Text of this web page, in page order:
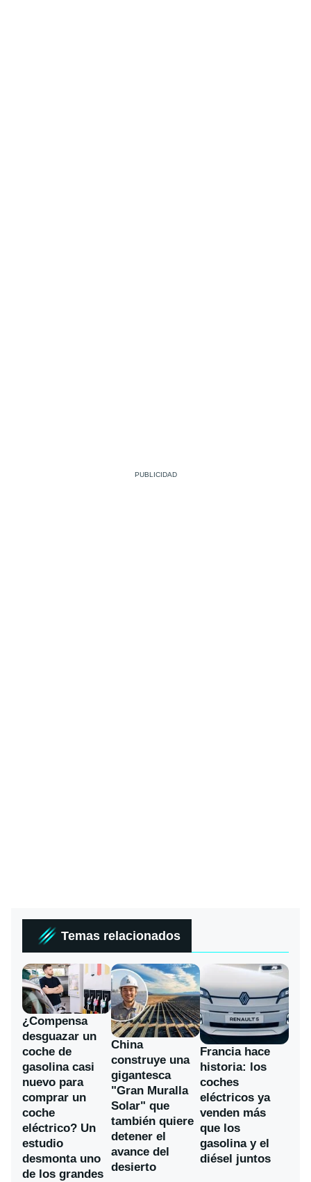
Temas relacionados
¿Compensa
desguazar un
coche de
gasolina casi
nuevo para
comprar un
coche
eléctrico? Un
estudio
desmonta uno
de los grandes
China
construye una
gigantesca
"Gran Muralla
Solar" que
también quiere
detener el
avance del
desierto
Francia hace
historia: los
coches
eléctricos ya
venden más
que los
gasolina y el
diésel juntos